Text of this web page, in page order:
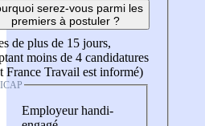
serez-vous parmi les
premiers à postuler ?
de plus de 15 jours,
moins de 4 candidatures
France Travail est informé)
Employeur handi-